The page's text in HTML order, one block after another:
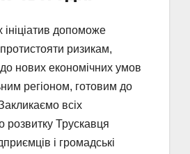
ініціатив допоможе
ризикам,
нових економічних умов
регіоном, готовим до
всіх
розвитку Трускавця
і громадські